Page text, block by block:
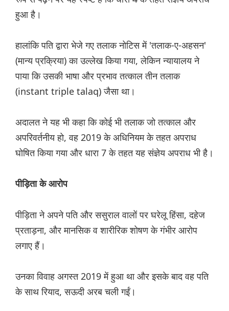
हुआ है।
हालांकि पति द्वारा भेजे गए तलाक नोटिस में 'तलाक-ए-अहसन'
(मान्य प्रक्रिया) का उल्लेख किया गया, लेकिन न्यायालय ने
पाया कि उसकी भाषा और प्रभाव तत्काल तीन तलाक
(instant triple talaq) जैसा था।
अदालत ने यह भी कहा कि कोई भी तलाक जो तत्काल और
अपरिवर्तनीय हो, वह 2019 के अधिनियम के तहत अपराध
घोषित किया गया और धारा 7 के तहत यह संज्ञेय अपराध भी है।
पीड़िता के आरोप
पीड़िता ने अपने पति और ससुराल वालों पर घरेलू हिंसा, दहेज
प्रताड़ना, और मानसिक व शारीरिक शोषण के गंभीर आरोप
लगाए हैं।
उनका विवाह अगस्त 2019 में हुआ था और इसके बाद वह पति
के साथ रियाद, सऊदी अरब चली गईं।